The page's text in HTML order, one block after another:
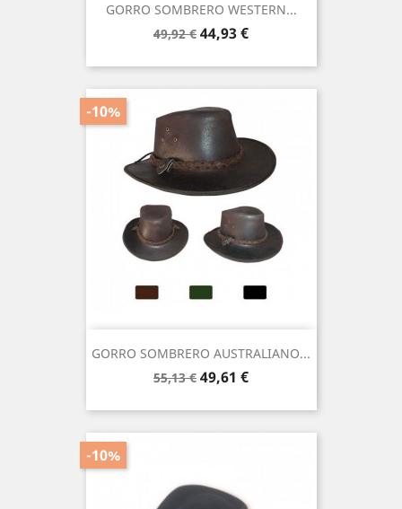
GORRO SOMBRERO WESTERN...
Precio
49,92 € Precio
44,93 €
GORRO SOMBRERO AUSTRALIANO...
Precio
55,13 €
-10%
Precio
49,61 €
-10%